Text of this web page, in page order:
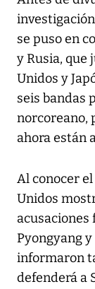
se puso en
y Rusia, que
Unidos y
seis bandas
norcoreano,
ahora están
Al conocer
Unidos
Pyongyang
informaron
defenderá a